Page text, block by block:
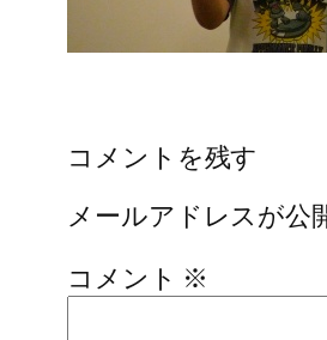
コメントを残す
メールアドレスが公
コメント ※